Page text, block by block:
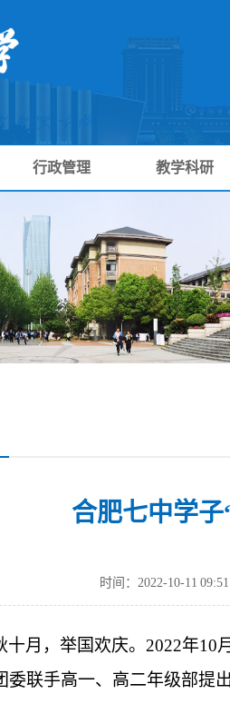
行政管理 教学科研
合肥七中学
时间：2022-10-11 09:51
十月，举国欢庆。2022年10
委联手高一、高二年级部提